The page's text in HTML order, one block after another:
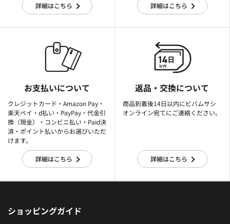
詳細はこちら 詳細はこちら
お支払いについて
クレジットカード・Amazon Pay・
楽天ぺイ・d払い・PayPay・代金引
換（現金）・コンビニ払い・Paid決
済・ポイント払いからお選びいただ
けます。
詳細はこちら
返品・交換について
商品到着後14日以内にビバムサシ
オンライン宛てにご連絡ください。
詳細はこちら
ショッピングガイド